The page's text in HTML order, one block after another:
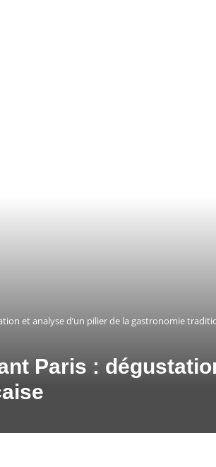
et analyse d’un pilier de la gastronomie
Paris :